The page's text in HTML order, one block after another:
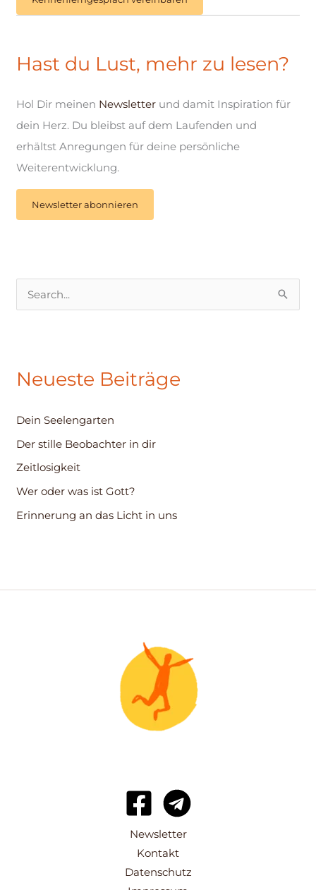
Hast du Lust, mehr zu lesen?
Hol Dir meinen Newsletter und damit Inspiration für
dein Herz. Du bleibst auf dem Laufenden und
erhältst Anregungen für deine persönliche
Weiterentwicklung.
Newsletter abonnieren
e
n
a
c
h
:
Neueste Beiträge
Dein Seelengarten
Der stille Beobachter in dir
Zeitlosigkeit
Wer oder was ist Gott?
Erinnerung an das Licht in uns
Newsletter
Kontakt
Datenschutz